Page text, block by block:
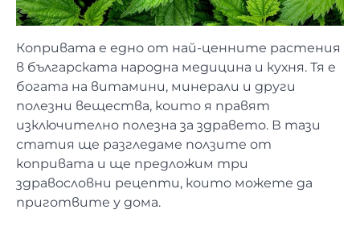
Копривата е едно от най-ценните растения
в българската народна медицина и кухня. Тя е
богата на витамини, минерали и други
полезни вещества, които я правят
изключително полезна за здравето. В тази
статия ще разгледаме ползите от
копривата и ще предложим три
здравословни рецепти, които можете да
приготвите у дома.